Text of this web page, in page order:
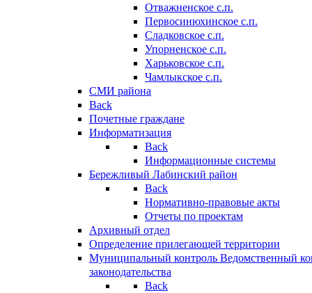
Отважненское с.п.
Первосинюхинское с.п.
Сладковское с.п.
Упорненское с.п.
Харьковское с.п.
Чамлыкское с.п.
СМИ района
Back
Почетные граждане
Информатизация
Back
Информационные системы
Бережливый Лабинский район
Back
Нормативно-правовые акты
Отчеты по проектам
Архивный отдел
Определение прилегающей территории
Муниципальный контроль Ведомственный
законодательства
Back